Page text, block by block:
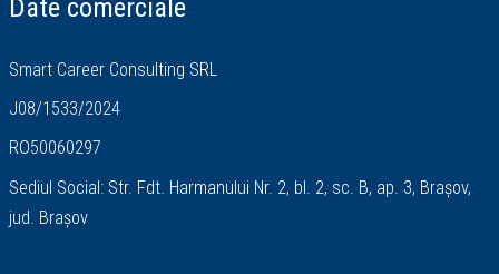
Date comerciale
Smart Career Consulting SRL
J08/1533/2024
RO50060297
Sediul Social: Str. Fdt. Harmanului Nr. 2, bl. 2, sc. B, ap. 3, Brașov,
jud. Brașov